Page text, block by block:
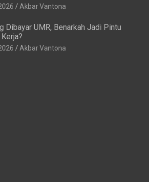
Akbar Vantona
Dibayar UMR, Benarkah Jadi Pintu
Akbar Vantona